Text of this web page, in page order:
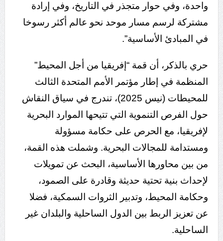
واحدة، وفي حوار متجذر في التاريخ، وفي إرادة
مشتركة لرسم مسار موحد نحو عالم أكثر رسوخا
في المبادئ الأساسية”.
حري بالذكر، أن قمة “إفريقيا من أجل المحيط”
المنظمة في إطار مؤتمر الأمم المتحدة الثالث
للمحيطات (نيس 2025)، تندرج في سياق النقاش
حول الفرص التنموية التي تتيحها الموارد البحرية
لإفريقيا، مع الحرص على حكامة مسؤولة
ومستدامة للمجالات البحرية. وشملت هذه القمة،
من بين محاورها الأساسية، البحث عن تمويلات
لإحداث بنية تحتية حديثة وقادرة على الصمود،
وحكامة المحيط، وتدبير الثروات السمكية، فضلا
عن تعزيز الربط بين الدول الساحلية والبلدان غير
الساحلية.